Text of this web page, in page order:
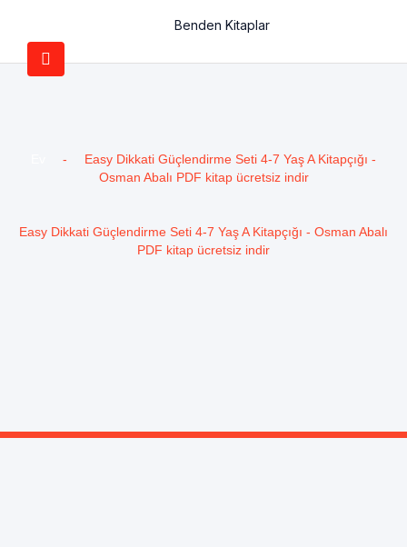
Benden Kitaplar
-
Easy Dikkati Güçlendirme Seti 4-7 Yaş A Kitapçığı -
Osman Abalı PDF kitap ücretsiz indir
Easy Dikkati Güçlendirme Seti 4-7 Yaş A Kitapçığı - Osman Abalı
PDF kitap ücretsiz indir